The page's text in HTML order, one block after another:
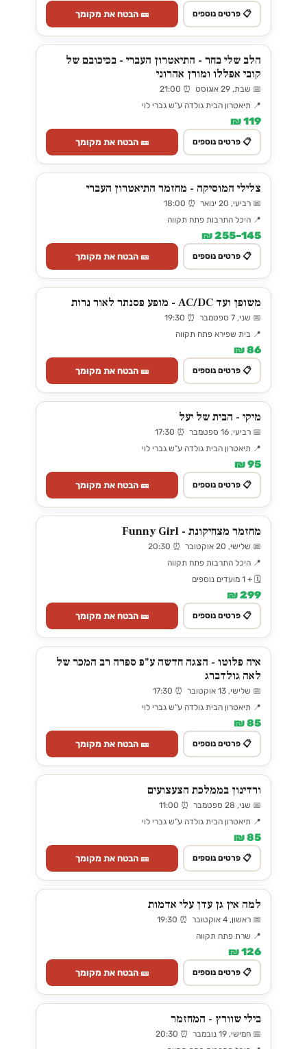
📋 פרטים נוספים 🎫 הבטח את מקומך
הלב שלי בחר - התיאטרון העברי - בכיכובם של
קובי אפללו ומורן אהרוני
📅 שבת, 29 אוגוסט ⏰ 21:00
📍 תיאטרון הבית גולדה ע"ש גברי לוי
119 ₪
📋 פרטים נוספים 🎫 הבטח את מקומך
צלילי המוסיקה - מחזמר התיאטרון העברי
📅 רביעי, 20 ינואר ⏰ 18:00
📍 היכל התרבות פתח תקווה
145–255 ₪
📋 פרטים נוספים 🎫 הבטח את מקומך
משופן ועד AC/DC - מופע פסנתר לאור נרות
📅 שני, 7 ספטמבר ⏰ 19:30
📍 בית שפירא פתח תקווה
86 ₪
📋 פרטים נוספים 🎫 הבטח את מקומך
מיקי - הבית של יעל
📅 רביעי, 16 ספטמבר ⏰ 17:30
📍 תיאטרון הבית גולדה ע"ש גברי לוי
95 ₪
📋 פרטים נוספים 🎫 הבטח את מקומך
מחזמר מצחיקונת - Funny Girl
📅 שלישי, 20 אוקטובר ⏰ 20:30
📍 היכל התרבות פתח תקווה
🗓️ + 1 מועדים נוספים
299 ₪
📋 פרטים נוספים 🎫 הבטח את מקומך
איה פלוטו - הצגה חדשה ע"פ ספרה רב המכר של
לאה גולדברג
📅 שלישי, 13 אוקטובר ⏰ 17:30
📍 תיאטרון הבית גולדה ע"ש גברי לוי
85 ₪
📋 פרטים נוספים 🎫 הבטח את מקומך
ורדינון בממלכת הצעצועים
📅 שני, 28 ספטמבר ⏰ 11:00
📍 תיאטרון הבית גולדה ע"ש גברי לוי
85 ₪
📋 פרטים נוספים 🎫 הבטח את מקומך
למה אין גן עדן עלי אדמות
📅 ראשון, 4 אוקטובר ⏰ 19:30
📍 שרת פתח תקווה
126 ₪
📋 פרטים נוספים 🎫 הבטח את מקומך
בילי שוורץ - המחזמר
📅 חמישי, 19 נובמבר ⏰ 20:30